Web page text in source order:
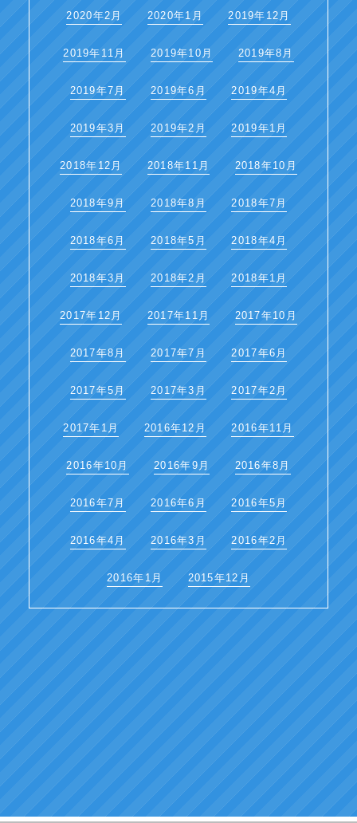
2020年2月 2020年1月 2019年12月
2019年11月 2019年10月 2019年8月
2019年7月 2019年6月 2019年4月
2019年3月 2019年2月 2019年1月
2018年12月 2018年11月 2018年10月
2018年9月 2018年8月 2018年7月
2018年6月 2018年5月 2018年4月
2018年3月 2018年2月 2018年1月
2017年12月 2017年11月 2017年10月
2017年8月 2017年7月 2017年6月
2017年5月 2017年3月 2017年2月
2017年1月 2016年12月 2016年11月
2016年10月 2016年9月 2016年8月
2016年7月 2016年6月 2016年5月
2016年4月 2016年3月 2016年2月
2016年1月 2015年12月